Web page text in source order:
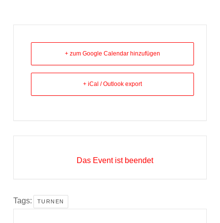
+ zum Google Calendar hinzufügen
+ iCal / Outlook export
Das Event ist beendet
Tags: TURNEN